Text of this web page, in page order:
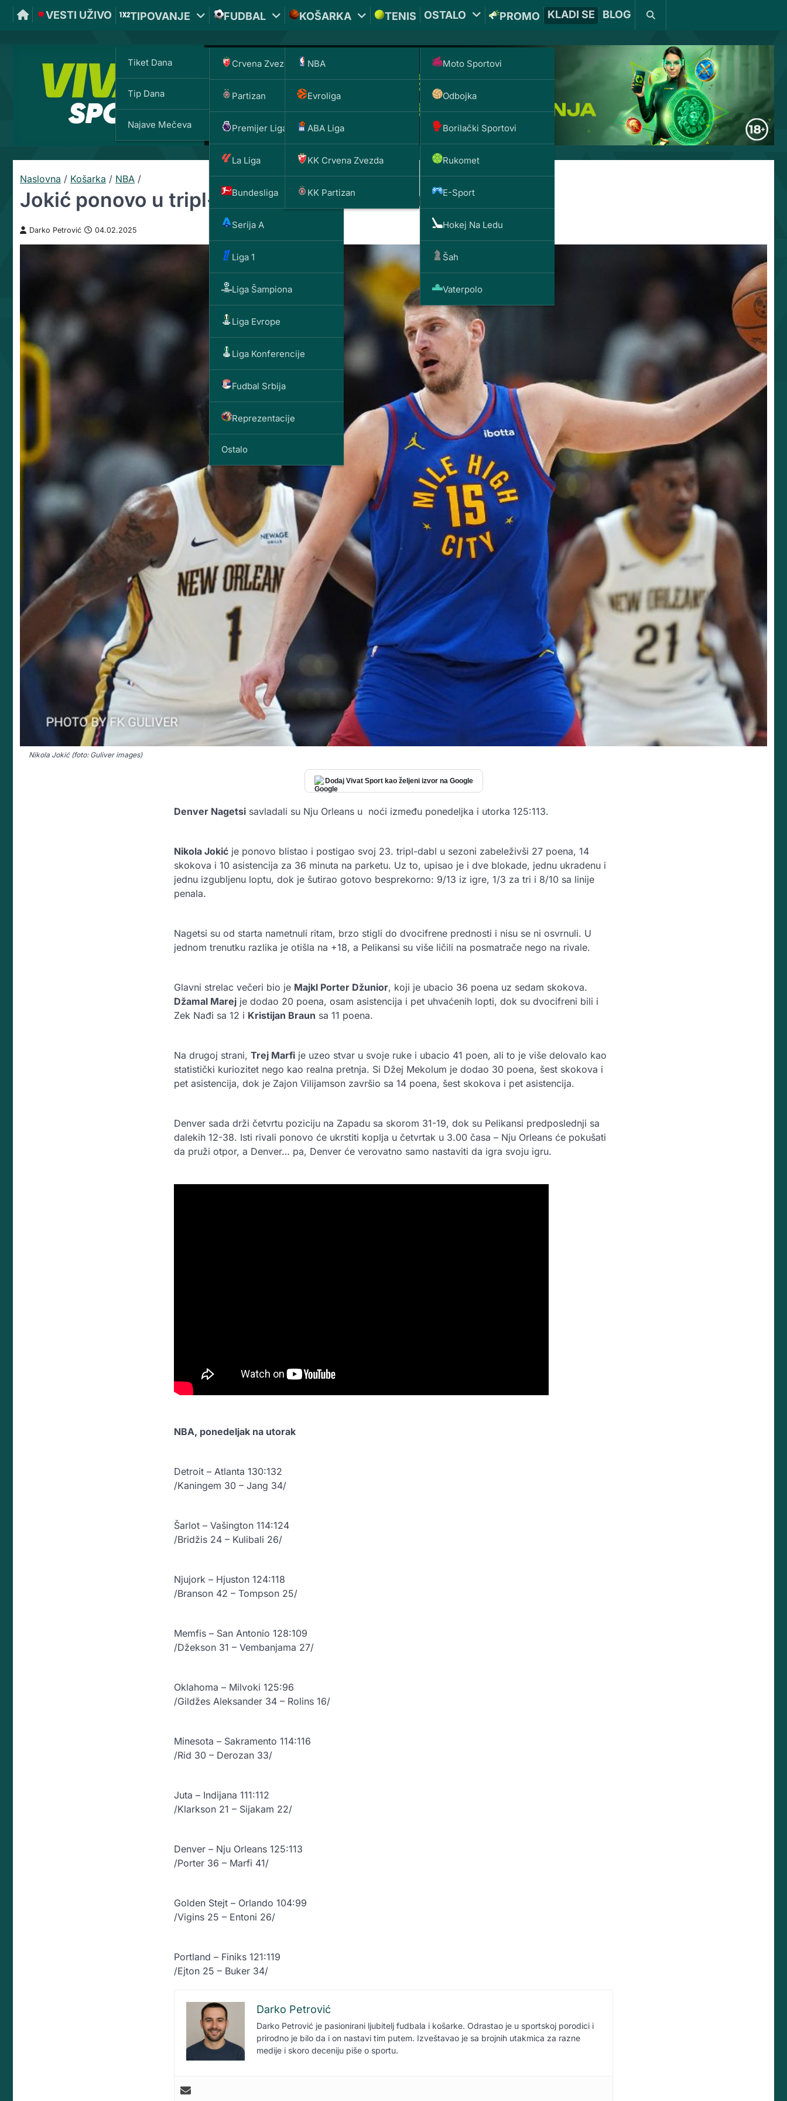
VESTI UŽIVO TIPOVANJE
Tiket Dana
Tip Dana
Najave Mečeva
FUDBAL
Crvena Zvezda
Partizan
Premijer Liga
La Liga
Bundesliga
Serija A
Liga 1
Liga Šampiona
Liga Evrope
Liga Konferencije
Fudbal Srbija
Reprezentacije
Ostalo
KOŠARKA
NBA
Evroliga
ABA Liga
KK Crvena Zvezda
KK Partizan
TENIS OSTALO
Moto Sportovi
Odbojka
Borilački Sportovi
Rukomet
E-Sport
Hokej Na Ledu
Šah
Vaterpolo
PROMO KLADI SE BLOG
Naslovna / Košarka / NBA /
Jokić ponovo u tripl-dabl modu, Denver srušio Pelikanse
Darko Petrović 04.02.2025
Nikola Jokić (foto: Guliver images)
Dodaj Vivat Sport kao željeni izvor na Google
Denver Nagetsi savladali su Nju Orleans u noći između ponedeljka i utorka 125:113.
Nikola Jokić je ponovo blistao i postigao svoj 23. tripl-dabl u sezoni zabeleživši 27 poena, 14
skokova i 10 asistencija za 36 minuta na parketu. Uz to, upisao je i dve blokade, jednu ukradenu i
jednu izgubljenu loptu, dok je šutirao gotovo besprekorno: 9/13 iz igre, 1/3 za tri i 8/10 sa linije
penala.
Nagetsi su od starta nametnuli ritam, brzo stigli do dvocifrene prednosti i nisu se ni osvrnuli. U
jednom trenutku razlika je otišla na +18, a Pelikansi su više ličili na posmatrače nego na rivale.
Glavni strelac večeri bio je Majkl Porter Džunior, koji je ubacio 36 poena uz sedam skokova.
Džamal Marej je dodao 20 poena, osam asistencija i pet uhvaćenih lopti, dok su dvocifreni bili i
Zek Nađi sa 12 i Kristijan Braun sa 11 poena.
Na drugoj strani, Trej Marfi je uzeo stvar u svoje ruke i ubacio 41 poen, ali to je više delovalo kao
statistički kuriozitet nego kao realna pretnja. Si Džej Mekolum je dodao 30 poena, šest skokova i
pet asistencija, dok je Zajon Vilijamson završio sa 14 poena, šest skokova i pet asistencija.
Denver sada drži četvrtu poziciju na Zapadu sa skorom 31-19, dok su Pelikansi predposlednji sa
dalekih 12-38. Isti rivali ponovo će ukrstiti koplja u četvrtak u 3.00 časa – Nju Orleans će pokušati
da pruži otpor, a Denver… pa, Denver će verovatno samo nastaviti da igra svoju igru.
NBA, ponedeljak na utorak
Detroit – Atlanta 130:132
/Kaningem 30 – Jang 34/
Šarlot – Vašington 114:124
/Bridžis 24 – Kulibali 26/
Njujork – Hjuston 124:118
/Branson 42 – Tompson 25/
Memfis – San Antonio 128:109
/Džekson 31 – Vembanjama 27/
Oklahoma – Milvoki 125:96
/Gildžes Aleksander 34 – Rolins 16/
Minesota – Sakramento 114:116
/Rid 30 – Derozan 33/
Juta – Indijana 111:112
/Klarkson 21 – Sijakam 22/
Denver – Nju Orleans 125:113
/Porter 36 – Marfi 41/
Golden Stejt – Orlando 104:99
/Vigins 25 – Entoni 26/
Portland – Finiks 121:119
/Ejton 25 – Buker 34/
Darko Petrović
Darko Petrović je pasionirani ljubitelj fudbala i košarke. Odrastao je u sportskoj porodici i
prirodno je bilo da i on nastavi tim putem. Izveštavao je sa brojnih utakmica za razne
medije i skoro deceniju piše o sportu.